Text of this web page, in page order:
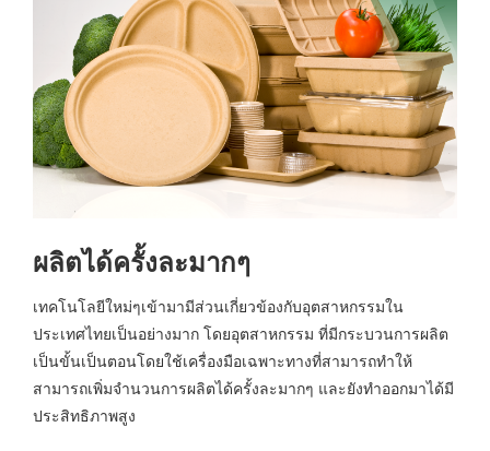
ผลิตได้ครั้งละมากๆ
เทคโนโลยีใหม่ๆเข้ามามีส่วนเกี่ยวข้องกับอุตสาหกรรมใน
ประเทศไทยเป็นอย่างมาก โดยอุตสาหกรรม ที่มีกระบวนการผลิต
เป็นขั้นเป็นตอนโดยใช้เครื่องมือเฉพาะทางที่สามารถทำให้
สามารถเพิ่มจำนวนการผลิตได้ครั้งละมากๆ และยังทำออกมาได้มี
ประสิทธิภาพสูง